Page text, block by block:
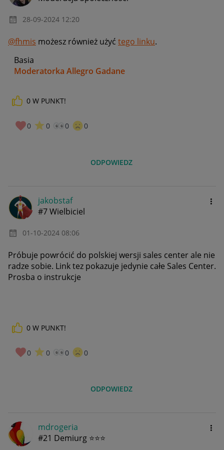
‎28-09-2024 12:20
@fhmis możesz również użyć tego linku.
Basia
Moderatorka Allegro Gadane
0 W PUNKT!
0 0 0 0
ODPOWIEDZ
jakobstaf
#7 Wielbiciel
‎01-10-2024 08:06
Próbuje powrócić do polskiej wersji sales center ale nie
radze sobie. Link tez pokazuje jedynie całe Sales Center.
Prosba o instrukcje
0 W PUNKT!
0 0 0 0
ODPOWIEDZ
mdrogeria
#21 Demiurg ⭐⭐⭐